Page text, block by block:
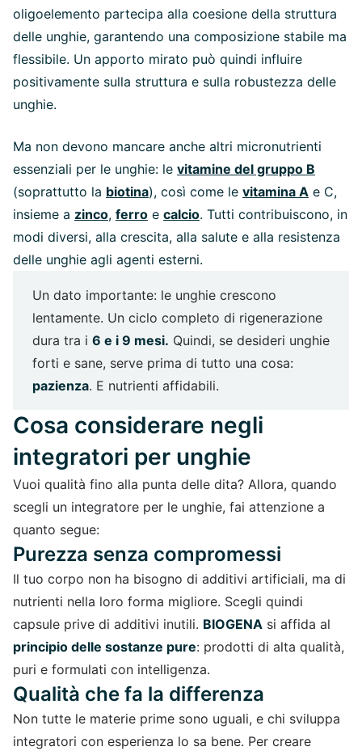
oligoelemento partecipa alla coesione della struttura
delle unghie, garantendo una composizione stabile ma
flessibile. Un apporto mirato può quindi influire
positivamente sulla struttura e sulla robustezza delle
unghie.
Ma non devono mancare anche altri micronutrienti
essenziali per le unghie: le vitamine del gruppo B
(soprattutto la biotina), così come le vitamina A e C,
insieme a zinco, ferro e calcio. Tutti contribuiscono, in
modi diversi, alla crescita, alla salute e alla resistenza
delle unghie agli agenti esterni.
Un dato importante: le unghie crescono
lentamente. Un ciclo completo di rigenerazione
dura tra i 6 e i 9 mesi. Quindi, se desideri unghie
forti e sane, serve prima di tutto una cosa:
pazienza. E nutrienti affidabili.
Cosa considerare negli
integratori per unghie
Vuoi qualità fino alla punta delle dita? Allora, quando
scegli un integratore per le unghie, fai attenzione a
quanto segue:
Purezza senza compromessi
Il tuo corpo non ha bisogno di additivi artificiali, ma di
nutrienti nella loro forma migliore. Scegli quindi
capsule prive di additivi inutili. BIOGENA si affida al
principio delle sostanze pure: prodotti di alta qualità,
puri e formulati con intelligenza.
Qualità che fa la differenza
Non tutte le materie prime sono uguali, e chi sviluppa
integratori con esperienza lo sa bene. Per creare